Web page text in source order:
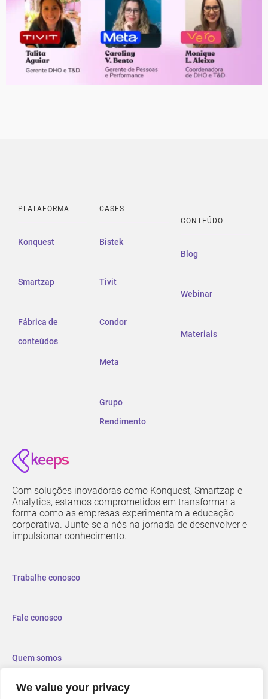
We value your privacy
PLATAFORMA
Konquest
Smartzap
Fábrica de
conteúdos
CASES
Bistek
Tivit
Condor
Meta
Grupo
Rendimento
CONTEÚDO
Blog
Webinar
Materiais
Com soluções inovadoras como Konquest, Smartzap e
Analytics, estamos comprometidos em transformar a
forma como as empresas experimentam a educação
corporativa. Junte-se a nós na jornada de desenvolver e
impulsionar conhecimento.
Trabalhe conosco
Fale conosco
Quem somos